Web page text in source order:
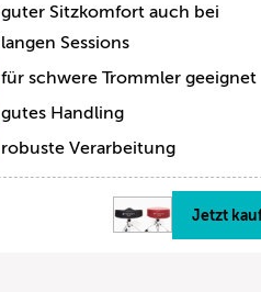
guter Sitzkomfort auch bei
langen Sessions
für schwere Trommler geeignet
gutes Handling
robuste Verarbeitung
Jetzt